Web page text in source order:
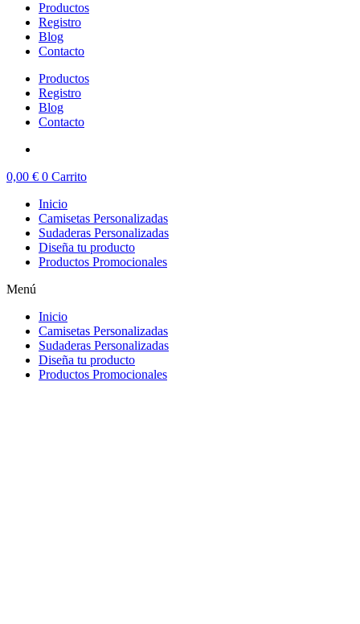
Productos
Registro
Blog
Contacto
Productos
Registro
Blog
Contacto
0,00 € 0 Carrito
Inicio
Camisetas Personalizadas
Sudaderas Personalizadas
Diseña tu producto
Productos Promocionales
Menú
Inicio
Camisetas Personalizadas
Sudaderas Personalizadas
Diseña tu producto
Productos Promocionales